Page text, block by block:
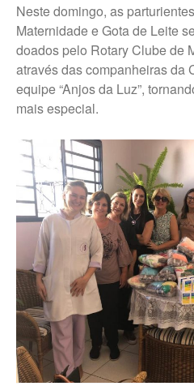
Neste domingo, as
Maternidade e Gota de Leite
doados pelo Rotary Clube de
através das companheiras da
equipe “Anjos da Luz”,
mais especial.